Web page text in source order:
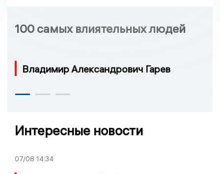
100 самых влиятельных людей
Владимир Александрович Гарев
Интересные новости
07/08 14:34